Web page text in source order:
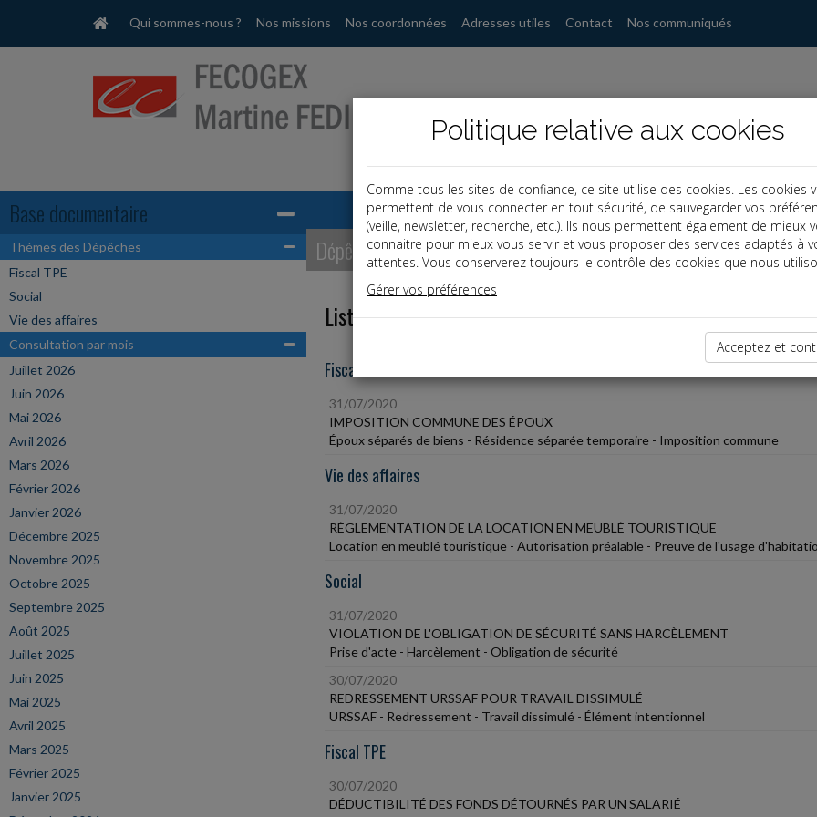
Qui sommes-nous ? Nos missions Nos coordonnées Adresses utiles Contact Nos communiqués
Base documentaire
Thémes des Dépêches
Fiscal TPE
Social
Vie des affaires
Consultation par mois
Juillet 2026
Juin 2026
Mai 2026
Avril 2026
Mars 2026
Février 2026
Janvier 2026
Décembre 2025
Novembre 2025
Octobre 2025
Septembre 2025
Août 2025
Juillet 2025
Juin 2025
Mai 2025
Avril 2025
Mars 2025
Février 2025
Janvier 2025
Dépêches
Liste des dernières dépêches
Fiscal TPE
31/07/2020
IMPOSITION COMMUNE DES ÉPOUX
Époux séparés de biens - Résidence séparée temporaire - Imposition commune
Vie des affaires
31/07/2020
RÉGLEMENTATION DE LA LOCATION EN MEUBLÉ TOURISTIQUE
Location en meublé touristique - Autorisation préalable - Preuve de l'usage
Social
31/07/2020
VIOLATION DE L'OBLIGATION DE SÉCURITÉ SANS HARCÈLEMENT
Prise d'acte - Harcèlement - Obligation de sécurité
30/07/2020
REDRESSEMENT URSSAF POUR TRAVAIL DISSIMULÉ
URSSAF - Redressement - Travail dissimulé - Élément intentionnel
Fiscal TPE
30/07/2020
DÉDUCTIBILITÉ DES FONDS DÉTOURNÉS PAR UN SALARIÉ
Politique relative aux cookies
Comme tous les sites de confiance, ce site utilise des cookies. Les cookies
permettent de vous connecter en tout sécurité, de sauvegarder vos
(veille, newsletter, recherche, etc.). Ils nous permettent également de mieux
connaitre pour mieux vous servir et vous proposer des services adaptés à
attentes. Vous conserverez toujours le contrôle des cookies que nous
Gérer vos préférences
Acceptez et